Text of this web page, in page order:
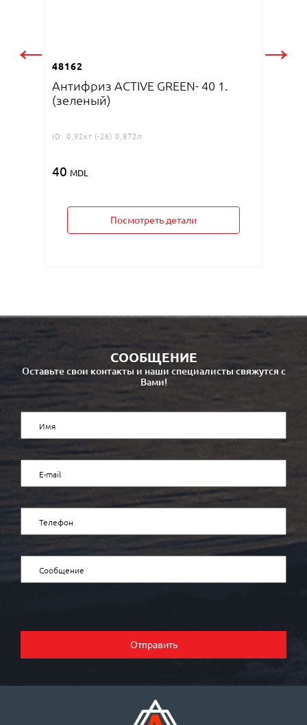
← 48162
Антифриз ACTIVE GREEN- 40 1.
(зеленый)
ID: 0,92кг (-26) 0,872л
40 MDL
Посмотреть детали
→
СООБЩЕНИЕ
Оставьте свои контакты и наши специалисты свяжутся с
Вами!
Отправить